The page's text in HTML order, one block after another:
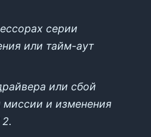
серии
или тайм-аут
или сбой
миссии и изменения